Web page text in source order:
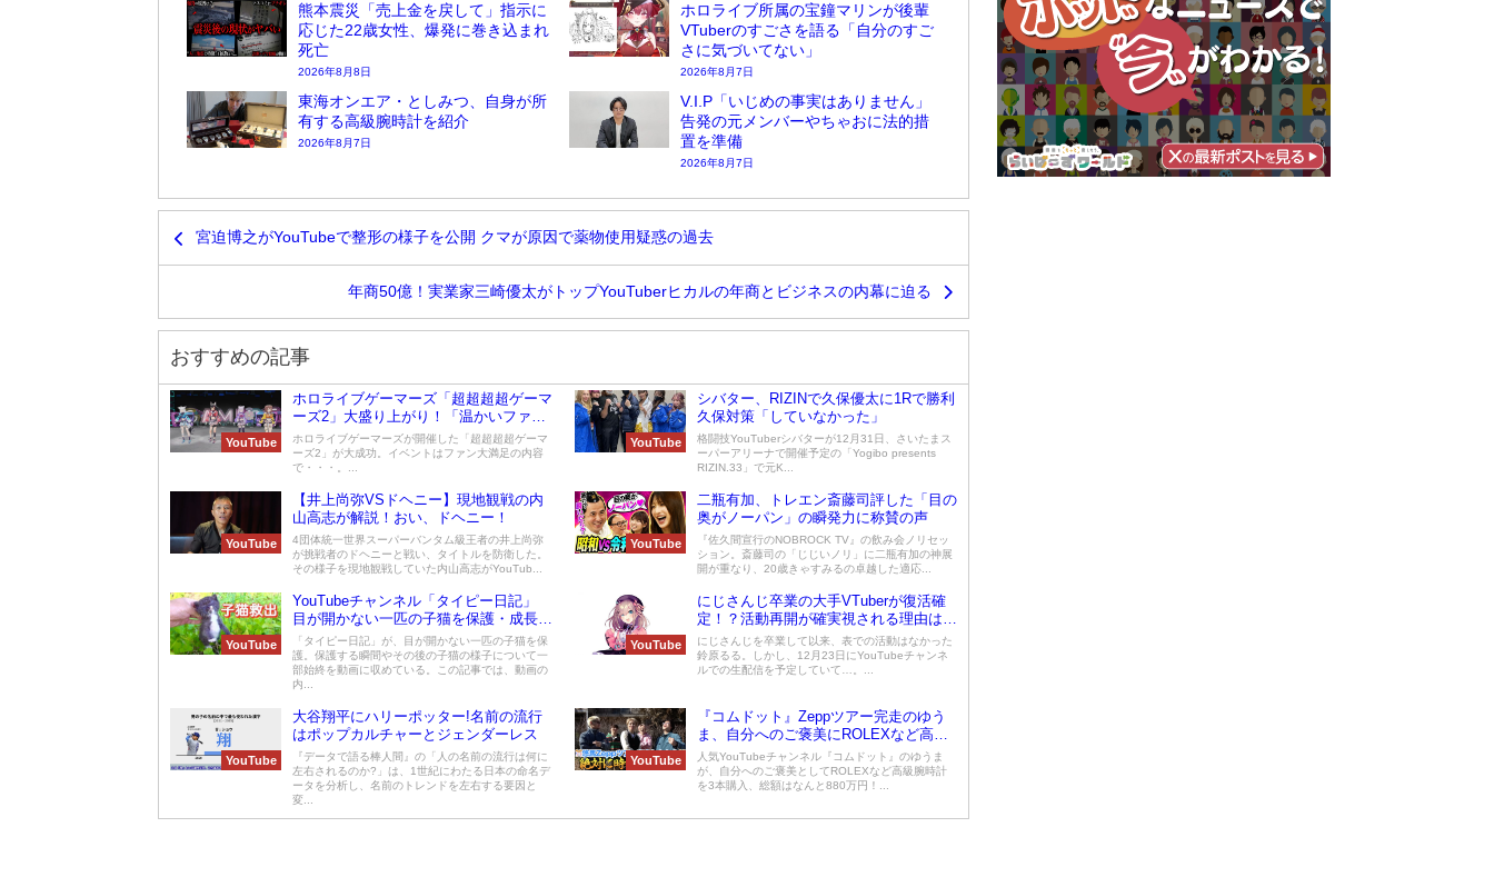
熊本震災「売上金を戻して」指示に
応じた22歳女性、爆発に巻き込まれ
死亡
2026年8月8日
ホロライブ所属の宝鐘マリンが後輩
VTuberのすごさを語る「自分のすご
さに気づいてない」
2026年8月7日
東海オンエア・としみつ、自身が所
有する高級腕時計を紹介
2026年8月7日
V.I.P「いじめの事実はありません」
告発の元メンバーやちゃおに法的措
置を準備
2026年8月7日
宮迫博之がYouTubeで整形の様子を公開 クマが原因で薬物使用疑惑の過去
年商50億！実業家三崎優太がトップYouTuberヒカルの年商とビジネスの内幕に迫る
おすすめの記事
YouTube
ホロライブゲーマーズ「超超超超ゲーマ
ーズ2」大盛り上がり！「温かいファン
の皆さんに恵まれている」
ホロライブゲーマーズが開催した「超超超超ゲーマ
ーズ2」が大成功。イベントはファン大満足の内容
で・・・。...
YouTube
シバター、RIZINで久保優太に1Rで勝利
久保対策「していなかった」
格闘技YouTuberシバターが12月31日、さいたまス
ーパーアリーナで開催予定の「Yogibo presents
RIZIN.33」で元K...
YouTube
【井上尚弥VSドヘニー】現地観戦の内
山高志が解説！おい、ドヘニー！
4団体統一世界スーパーバンタム級王者の井上尚弥
が挑戦者のドヘニーと戦い、タイトルを防衛した。
その様子を現地観戦していた内山高志がYouTub...
YouTube
二瓶有加、トレエン斎藤司評した「目の
奥がノーパン」の瞬発力に称賛の声
『佐久間宣行のNOBROCK TV』の飲み会ノリセッ
ション。斎藤司の「じじいノリ」に二瓶有加の神展
開が重なり、20歳きゃすみるの卓越した適応...
YouTube
YouTubeチャンネル「タイピー日記」
目が開かない一匹の子猫を保護・成長過
程を収めた動画が話題 公開4日で100万
回再生を突破
「タイピー日記」が、目が開かない一匹の子猫を保
護。保護する瞬間やその後の子猫の様子について一
部始終を動画に収めている。この記事では、動画の
内...
YouTube
にじさんじ卒業の大手VTuberが復活確
定！？活動再開が確実視される理由は…
にじさんじを卒業して以来、表での活動はなかった
鈴原るる。しかし、12月23日にYouTubeチャンネ
ルでの生配信を予定していて…。...
YouTube
大谷翔平にハリーポッター!名前の流行
はポップカルチャーとジェンダーレス
『データで語る棒人間』の「人の名前の流行は何に
左右されるのか?」は、1世紀にわたる日本の命名デ
ータを分析し、名前のトレンドを左右する要因と
変...
YouTube
『コムドット』Zeppツアー完走のゆう
ま、自分へのご褒美にROLEXなど高級
腕時計3本を一気買い！
人気YouTubeチャンネル『コムドット』のゆうま
が、自分へのご褒美としてROLEXなど高級腕時計
を3本購入、総額はなんと880万円！...